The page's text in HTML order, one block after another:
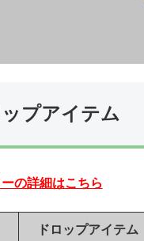
プアイテム
の詳細はこちら
ドロップアイテム